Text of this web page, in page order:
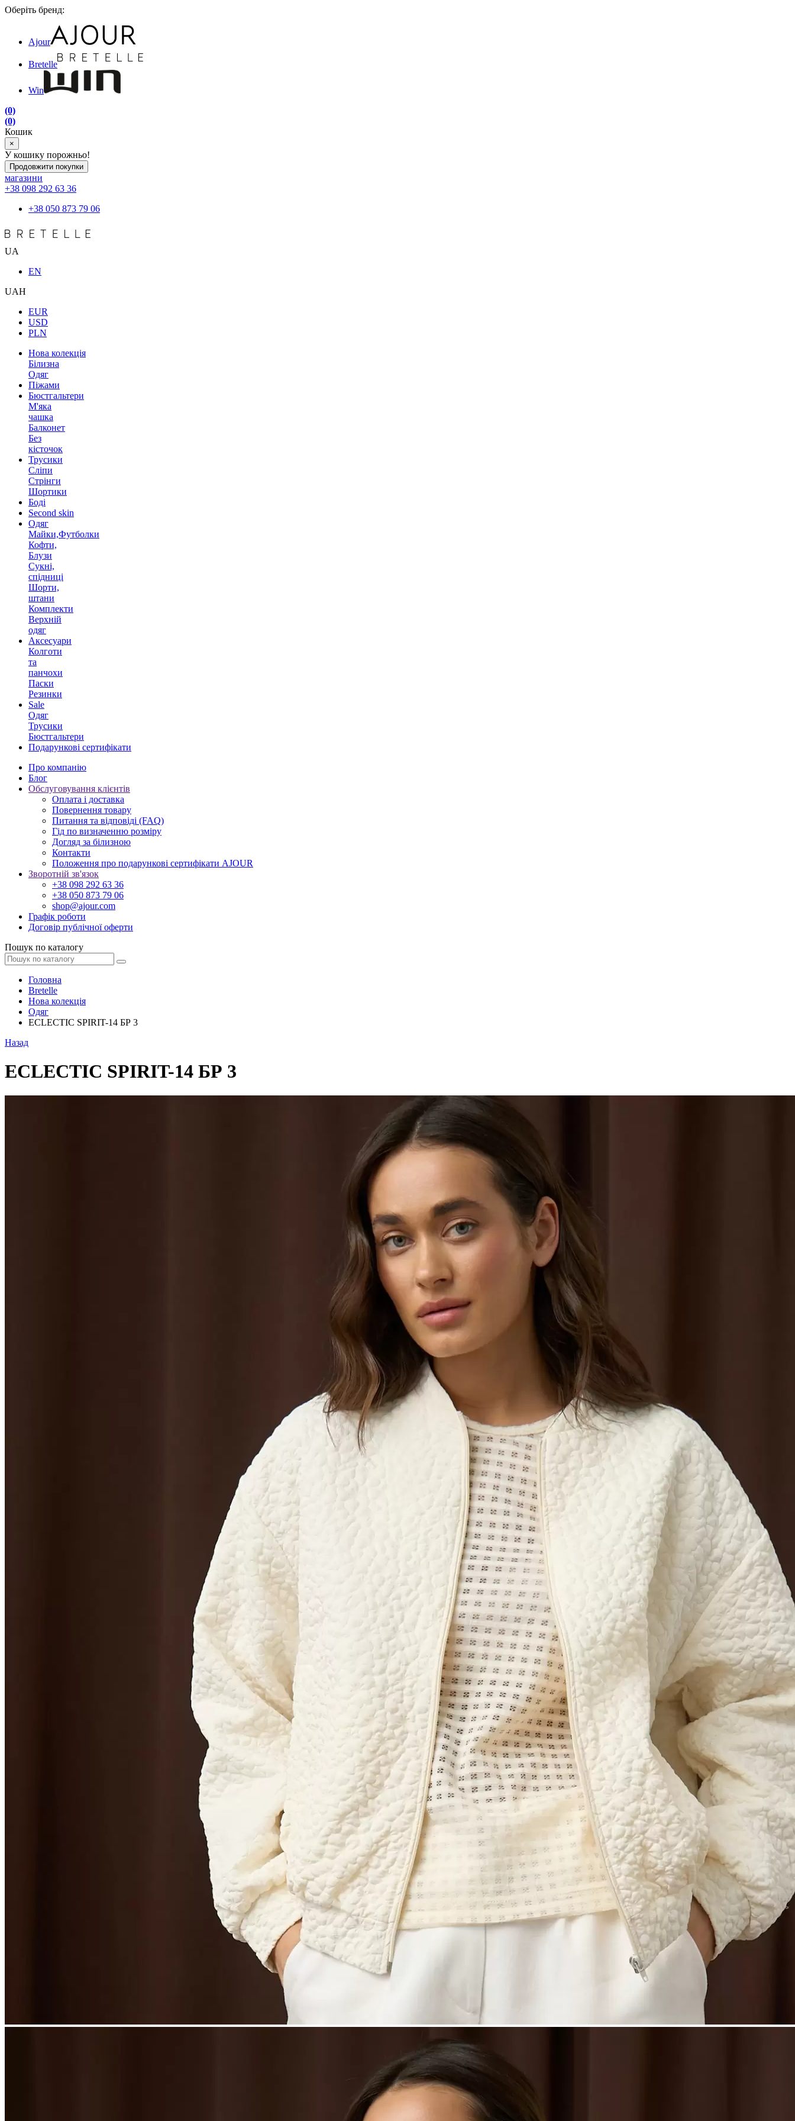
Оберіть бренд:
Ajour
Bretelle
Win
(0)
(0)
Кошик
×
У кошику порожньо!
Продовжити покупки
магазини
+38 098 292 63 36
+38 050 873 79 06
UA
EN
UAH
EUR
USD
PLN
Нова колекція
Білизна
Одяг
Піжами
Бюстгальтери
М'яка
чашка
Балконет
Без
кісточок
Трусики
Сліпи
Стрінги
Шортики
Боді
Second skin
Одяг
Майки,Футболки
Кофти,
Блузи
Сукні,
спідниці
Шорти,
штани
Комплекти
Верхній
одяг
Аксесуари
Колготи
та
панчохи
Паски
Резинки
Sale
Одяг
Трусики
Бюстгальтери
Подарункові сертифікати
Про компанію
Блог
Обслуговування клієнтів
Оплата і доставка
Повернення товару
Питання та відповіді (FAQ)
Гід по визначенню розміру
Догляд за білизною
Контакти
Положення про подарункові сертифікати AJOUR
Зворотній зв'язок
+38 098 292 63 36
+38 050 873 79 06
shop@ajour.com
Графік роботи
Договір публічної оферти
Пошук по каталогу
Головна
Bretelle
Нова колекція
Одяг
ECLECTIC SPIRIT-14 БР 3
Назад
ECLECTIC SPIRIT-14 БР 3